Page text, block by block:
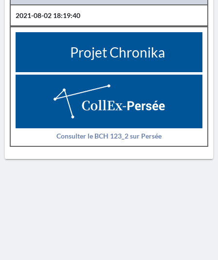
2021-08-02 18:19:40
Projet Chronika
Consulter le BCH 123_2 sur Persée